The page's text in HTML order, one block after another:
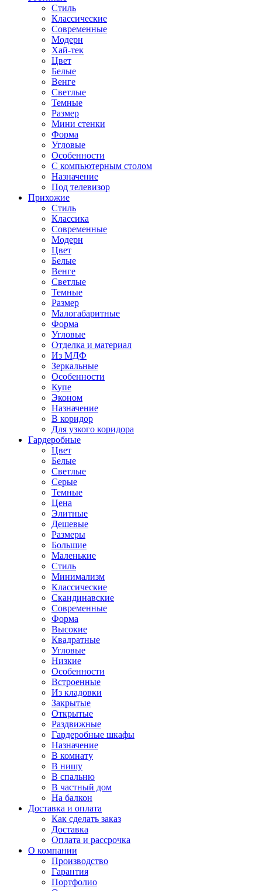
Стиль
Классические
Современные
Модерн
Хай-тек
Цвет
Белые
Венге
Светлые
Темные
Размер
Мини стенки
Форма
Угловые
Особенности
С компьютерным столом
Назначение
Под телевизор
Прихожие
Стиль
Классика
Современные
Модерн
Цвет
Белые
Венге
Светлые
Темные
Размер
Малогабаритные
Форма
Угловые
Отделка и материал
Из МДФ
Зеркальные
Особенности
Купе
Эконом
Назначение
В коридор
Для узкого коридора
Гардеробные
Цвет
Белые
Светлые
Серые
Темные
Цена
Элитные
Дешевые
Размеры
Большие
Маленькие
Стиль
Минимализм
Классические
Скандинавские
Современные
Форма
Высокие
Квадратные
Угловые
Низкие
Особенности
Встроенные
Из кладовки
Закрытые
Открытые
Раздвижные
Гардеробные шкафы
Назначение
В комнату
В нишу
В спальню
В частный дом
На балкон
Доставка и оплата
Как сделать заказ
Доставка
Оплата и рассрочка
О компании
Производство
Гарантия
Портфолио